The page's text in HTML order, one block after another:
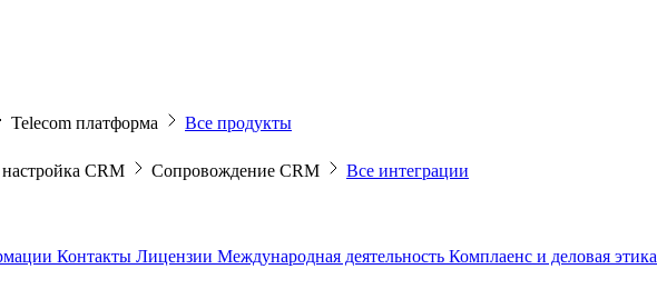
Telecom платформа Все продукты
CRM Сопровождение CRM Все интеграции
Контакты Лицензии Международная деятельность Комплаенс и деловая этика